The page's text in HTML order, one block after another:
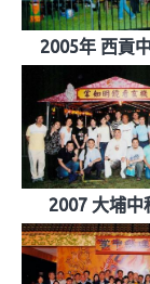
2005年 西貢
2007 大埔中